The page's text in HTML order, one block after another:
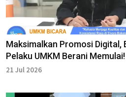
Maksimalkan Promosi Digital,
Pelaku UMKM Berani Memulai!
21 Jul 2026